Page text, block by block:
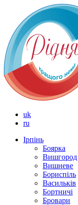
uk
ru
Ірпінь
Боярка
Вишгород
Вишневе
Бориспіль
Васильків
Бортничі
Бровари